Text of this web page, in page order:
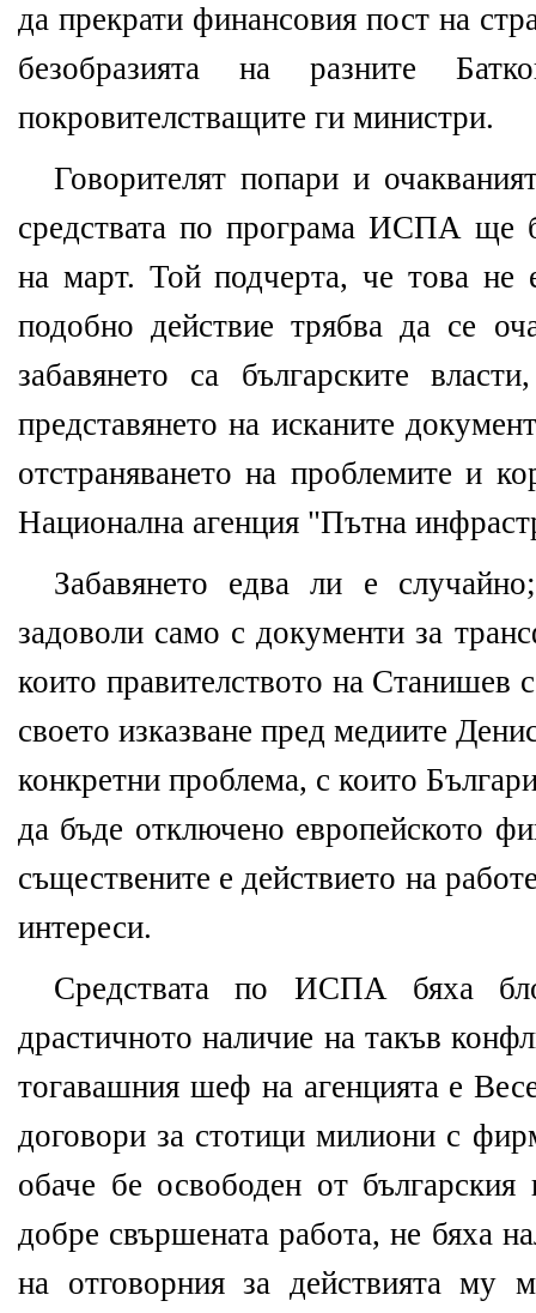
да прекрати финансовия пост на
безобразията на разните
покровителстващите ги министри.
Говорителят попари и
средствата по програма ИСПА ще
на март. Той подчерта, че това не
подобно действие трябва да се
забавянето са българските
представянето на исканите
отстраняването на проблемите и
Национална агенция "Пътна
Забавянето едва ли е
задоволи само с документи за
които правителството на Станишев
своето изказване пред медиите
конкретни проблема, с които
да бъде отключено европейското
съществените е действието на
интереси.
Средствата по ИСПА бяха
драстичното наличие на такъв
тогавашния шеф на агенцията е
договори за стотици милиони с
обаче бе освободен от
добре свършената работа, не бяха
на отговорния за действията му